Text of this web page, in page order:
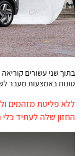
טונות באמצעות מעבר
ללא פליטת מזהמים
החזון שלה לעתיד כלי